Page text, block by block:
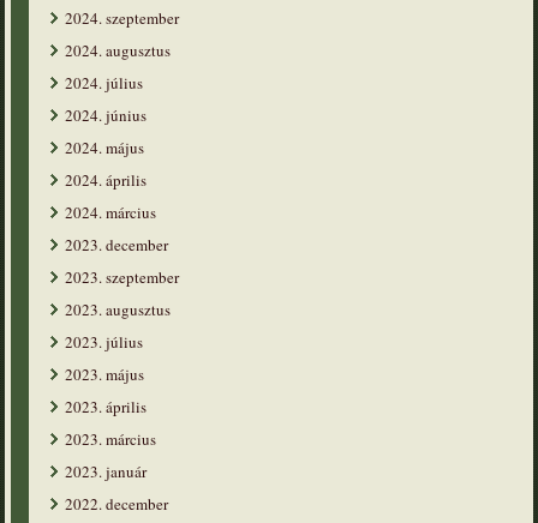
2024. szeptember
2024. augusztus
2024. július
2024. június
2024. május
2024. április
2024. március
2023. december
2023. szeptember
2023. augusztus
2023. július
2023. május
2023. április
2023. március
2023. január
2022. december